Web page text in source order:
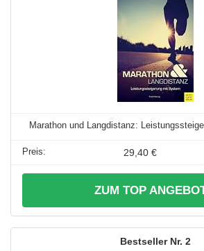
Marathon und Langdistanz:
29,40 €
ZUM TOP
2